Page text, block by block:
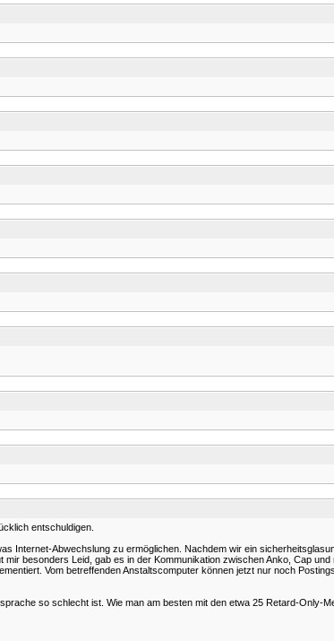
entschuldigen.
Internet-Abwechslung zu ermöglichen. Nachdem wir ein
besonders Leid, gab es in der Kommunikation zwischen Anko, Cap
Vom betreffenden Anstaltscomputer können jetzt nur noch
so schlecht ist. Wie man am besten mit den etwa 25 Retard-Only-